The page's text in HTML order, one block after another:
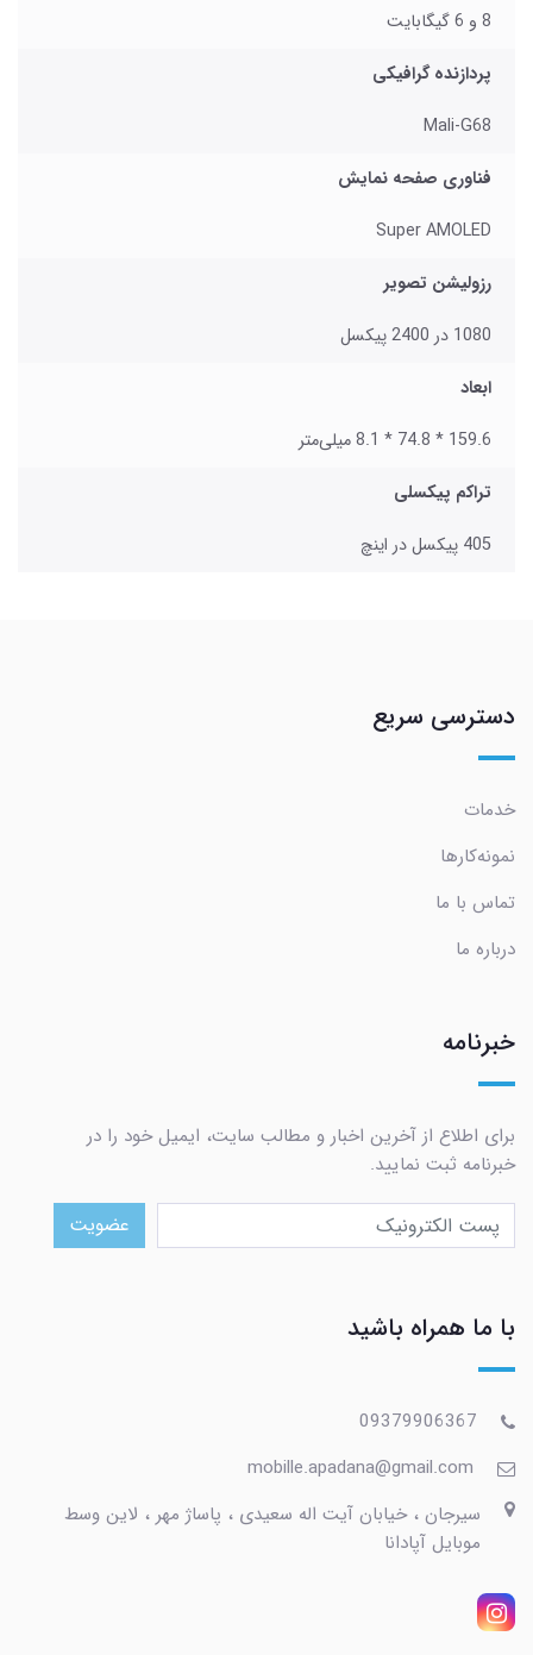
8 و 6 گیگابایت
پردازنده گرافیکی
Mali-G68
فناوری صفحه نمایش
Super AMOLED
رزولیشن تصویر
1080 در 2400 پیکسل
ابعاد
159.6 * 74.8 * 8.1 میلی‌متر
تراکم پیکسلی
405 پیکسل در اینچ
دسترسی سریع
خدمات
نمونه‌کارها
تماس با ما
درباره ما
خبرنامه
برای اطلاع از آخرین اخبار و مطالب سایت، ایمیل خود را در
خبرنامه ثبت نمایید.
عضویت
با ما همراه باشید
09379906367
mobille.apadana@gmail.com
سیرجان ، خیابان آیت اله سعیدی ، پاساژ مهر ، لاین وسط
موبایل آپادانا